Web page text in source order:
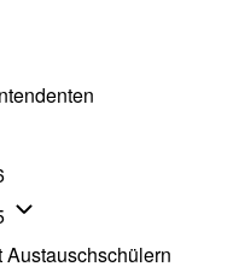
Unternavigation von